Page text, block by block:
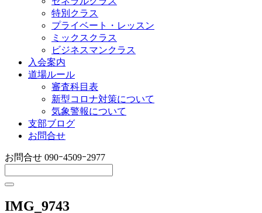
特別クラス
プライベート・レッスン
ミックスクラス
ビジネスマンクラス
入会案内
道場ルール
審査科目表
新型コロナ対策について
気象警報について
支部ブログ
お問合せ
お問合せ 090ｰ4509ｰ2977
IMG_9743